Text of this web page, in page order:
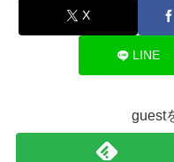
X
LINE
guest